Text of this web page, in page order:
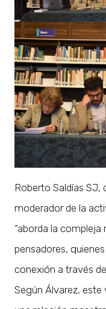
Roberto Saldías SJ,
moderador de la
“aborda la
pensadores,
conexión a través
Según Álvarez, este